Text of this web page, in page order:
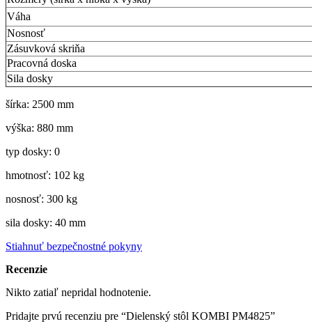
Váha
Nosnosť
Zásuvková skriňa
Pracovná doska
Sila dosky
šírka: 2500 mm
výška: 880 mm
typ dosky: 0
hmotnosť: 102 kg
nosnosť: 300 kg
sila dosky: 40 mm
Stiahnuť bezpečnostné pokyny
Recenzie
Nikto zatiaľ nepridal hodnotenie.
Pridajte prvú recenziu pre “Dielenský stôl KOMBI PM4825”